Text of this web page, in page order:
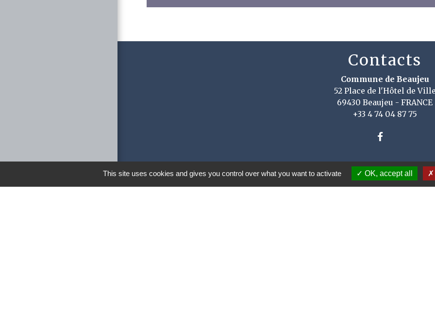
Contacts
Commune de Beaujeu
52 Place de l'Hôtel de Ville
69430 Beaujeu - FRANCE
+33 4 74 04 87 75
This site uses cookies and gives you control over what you want to activate OK, accept all